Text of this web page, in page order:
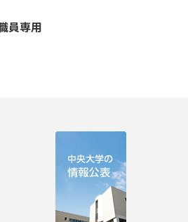
員専用